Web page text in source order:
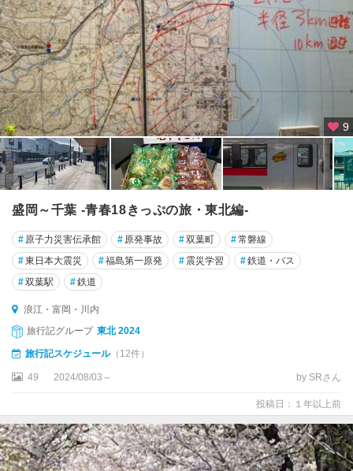
9
盛岡～千葉 -青春18きっぷの旅・東北編-
# 原子力災害伝承館 # 原発事故 #双葉町 #常磐線
#東日本大震災 #福島第一原発 # 震災学習 #鉄道・バス
#双葉駅 #鉄道
浪江・富岡・川内
旅行記グループ 東北 2024
旅行記スケジュール（12件）
49 2024/08/03～ by SRさん
投稿日：１年以上前